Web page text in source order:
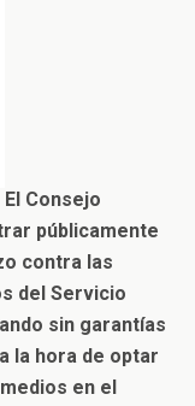
El Consejo
públicamente
contra las
del Servicio
sin garantías
la hora de optar
en el